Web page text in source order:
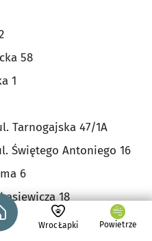
58
1
Tarnogajska 47/1A
Świętego Antoniego 16
6
18
pod koniec marca
Strona główna - wroclaw.pl
WrocŁapki Powietrze